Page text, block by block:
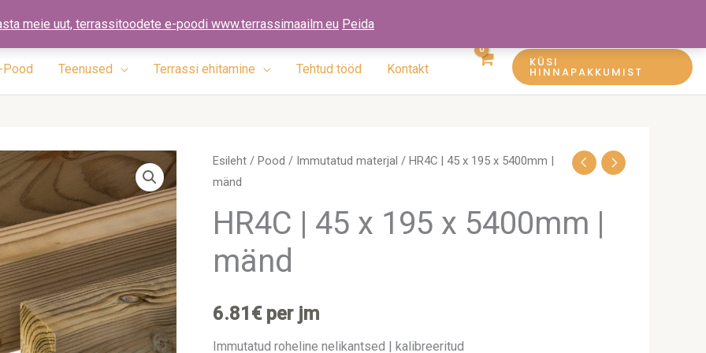
meie uut, terrassitoodete e-poodi www.terrassimaailm.eu Peida
Pood Teenused Terrassi ehitamine Tehtud tööd Kontakt KÜSI
HINNAPAKKUMIST
Esileht/ Pood / Immutatud materjal / HR4C | 45 x 195 x 5400mm |
mänd
HR4C | 45 x 195 x 5400mm |
mänd
6.81€per jm
Immutatud roheline nelikantsed | kalibreeritud
HR4C
|
195
x
|
mänd